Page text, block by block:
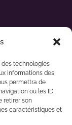
des technologies
informations des
permettra de
ou les ID
retirer son
caractéristiques et